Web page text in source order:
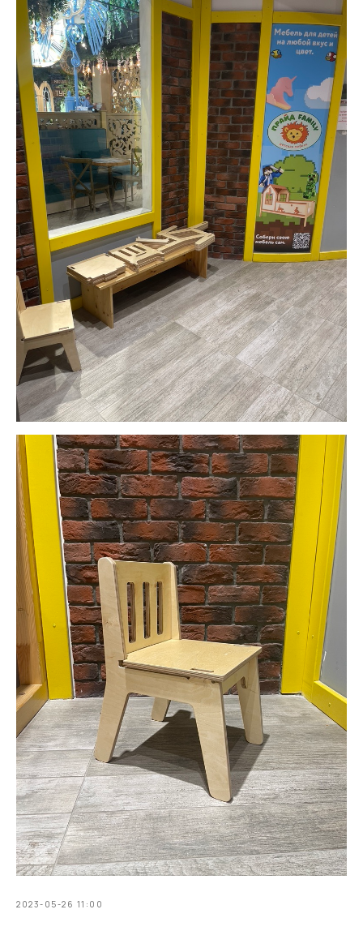
2023-05-26 11:00